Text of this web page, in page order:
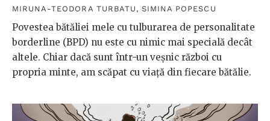
MIRUNA-TEODORA TURBATU , SIMINA POPESCU
Povestea bătăliei mele cu tulburarea de personalitate
borderline (BPD) nu este cu nimic mai specială decât
altele. Chiar dacă sunt într-un veșnic război cu
propria minte, am scăpat cu viață din fiecare bătălie.